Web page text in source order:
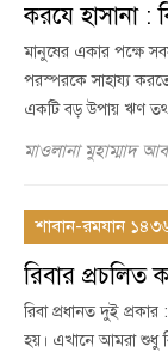
করযে হাসানা :
মানুষের একার পক্ষে
পরস্পরকে সাহায্য
একটি বড় উপায় ঋণ
মাওলানা মুহাম্মাদ
শাবান-রমযান
রিবার প্রচলিত
রিবা প্রধানত দুই
হয়। এখানে আমরা শুধু